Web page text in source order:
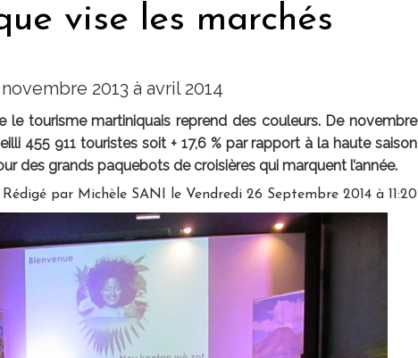
vise les marchés
2013 à avril 2014
le tourisme martiniquais reprend des couleurs. De novembre
455 911 touristes soit + 17,6 % par rapport à la haute saison
des grands paquebots de croisières qui marquent l’année.
Rédigé par Michèle SANI le Vendredi 26 Septembre 2014 à 11:20